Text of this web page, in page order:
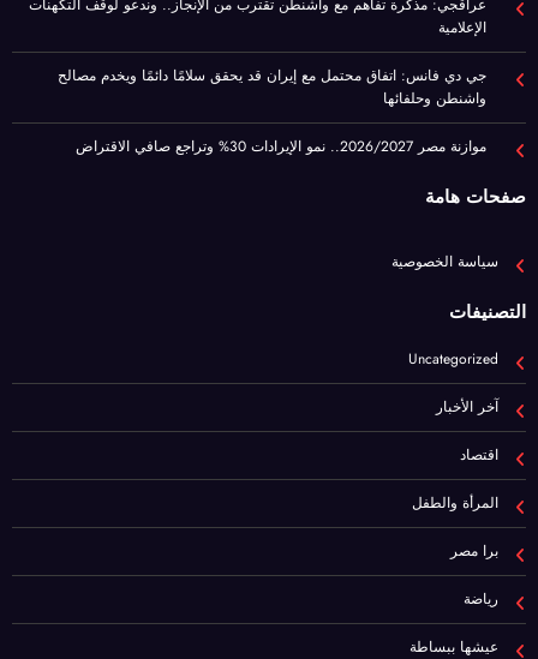
موازنة مصر 2026/2027.. نمو الإيرادات 30% وتراجع صافي الاقتراض
صفحات هامة
سياسة الخصوصية
التصنيفات
المرأة والطفل
رياضة